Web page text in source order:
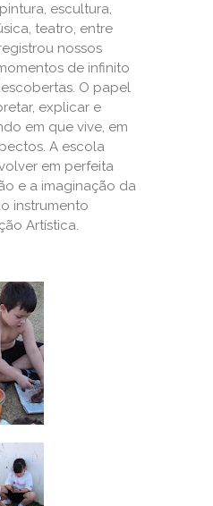
escultura,
teatro, entre
nossos
de infinito
O papel
explicar e
em que vive, em
A escola
em perfeita
e a imaginação da
instrumento
Artística.